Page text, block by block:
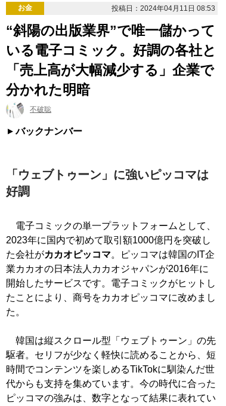
お金 投稿日：2024年04月11日 08:53
“斜陽の出版業界”で唯一儲かって
いる電子コミック。好調の各社と
「売上高が大幅減少する」企業で
分かれた明暗
不破聡
バックナンバー
「ウェブトゥーン」に強いピッコマは
好調
電子コミックの単一プラットフォームとして、
2023年に国内で初めて取引額1000億円を突破し
た会社がカカオピッコマ。ピッコマは韓国のIT企
業カカオの日本法人カカオジャパンが2016年に
開始したサービスです。電子コミックがヒットし
たことにより、商号をカカオピッコマに改めまし
た。
韓国は縦スクロール型「ウェブトゥーン」の先
駆者。セリフが少なく軽快に読めることから、短
時間でコンテンツを楽しめるTikTokに馴染んだ世
代からも支持を集めています。今の時代に合った
ピッコマの強みは、数字となって結果に表れてい